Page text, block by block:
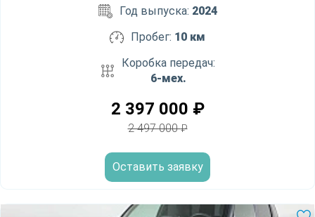
Год выпуска: 2024
Пробег: 10 км
Коробка передач:
6-мех.
2 397 000 ₽
2 497 000₽
Оставить заявку